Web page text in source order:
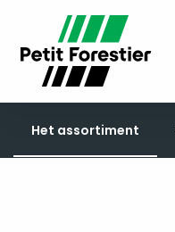
Het assortiment